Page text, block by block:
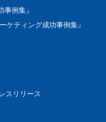
事例集』
ケティング成功事例集』
スリリース